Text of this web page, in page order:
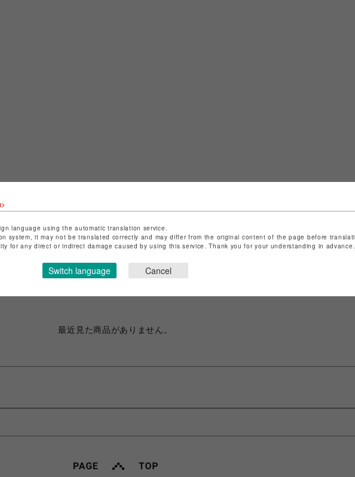
CHECKED ITEMS
最近チェックしたアイテム
最近見た商品がありません。
language using the automatic translation service.
system, it may not be translated correctly and may differ from the original content of the page before
for any direct or indirect damage caused by using this service. Thank you for your understanding in advance.
Switch language Cancel